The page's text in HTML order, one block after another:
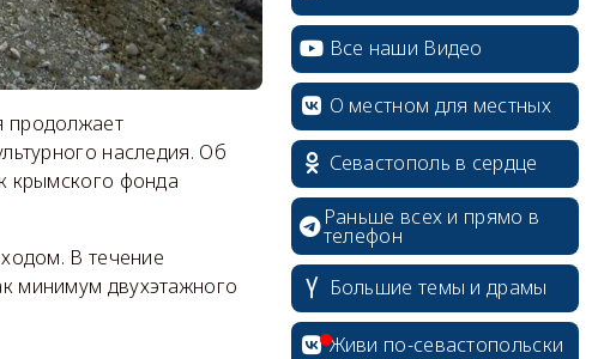
продолжает
наследия. Об
крымского фонда
В течение
минимум двухэтажного
Все наши Видео
О местном для местных
Севастополь в сердце
Раньше всех и прямо в
телефон
Большие темы и драмы
Живи по-севастопольски
erid: 2SDnjcrDNw6